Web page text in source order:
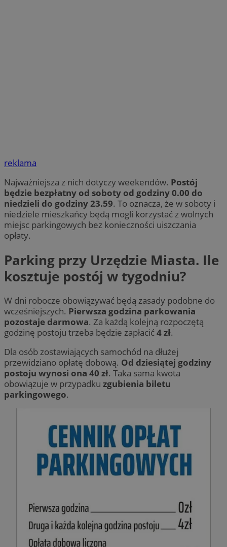
reklama
Najważniejsza z nich dotyczy weekendów. Postój
będzie bezpłatny od soboty od godziny 0.00 do
niedzieli do godziny 23.59. To oznacza, że w soboty i
niedziele mieszkańcy będą mogli korzystać z wolnych
miejsc parkingowych bez konieczności uiszczania
opłaty.
Parking przy Urzędzie Miasta. Ile
kosztuje postój w tygodniu?
W dni robocze obowiązywać będą zasady podobne do
wcześniejszych. Pierwsza godzina parkowania
pozostaje darmowa. Za każdą kolejną rozpoczętą
godzinę postoju trzeba będzie zapłacić4 zł.
Dla osób zostawiających samochód na dłużej
przewidziano opłatę dobową. Od dziesiątej godziny
postoju wynosi ona 40 zł. Taka sama kwota
obowiązuje w przypadku zgubienia biletu
parkingowego.